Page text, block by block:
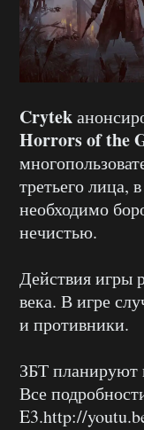
Crytek
Horrors of the
третьего лица,
необходимо
нечистью.
Действия игры
века. В игре
и противники.
ЗБТ планируют
Все
E3.http://